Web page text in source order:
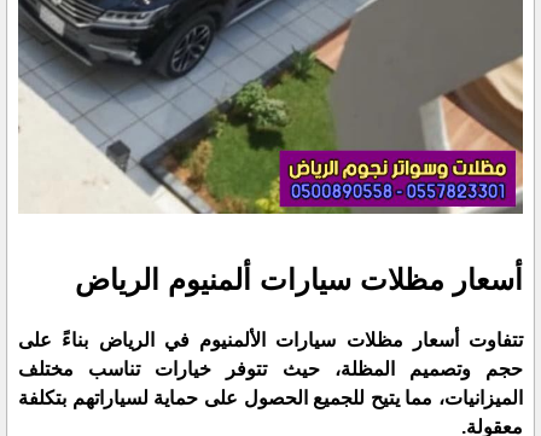
أسعار مظلات سيارات ألمنيوم الرياض
تتفاوت أسعار مظلات سيارات الألمنيوم في الرياض بناءً على
حجم وتصميم المظلة، حيث تتوفر خيارات تناسب مختلف
الميزانيات، مما يتيح للجميع الحصول على حماية لسياراتهم بتكلفة
معقولة.